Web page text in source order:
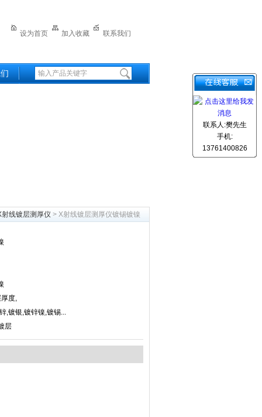
设为首页 加入收藏 联系我们
射线镀层测厚仪 > X射线镀层测厚仪镀锡镀镍
度,
,镀银,镀锌镍,镀锡...
层
联系人:樊先生
手机:
13761400826